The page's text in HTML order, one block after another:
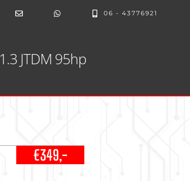
06 - 43776921
1.3 JTDM 95hp
€349,-